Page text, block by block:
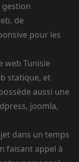
de
pour les
web Tunisie
statique, et
aussi une
joomla,
dans un temps
faisant appel à